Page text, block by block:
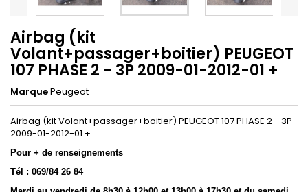
Airbag (kit
Volant+passager+boitier) PEUGEOT
107 PHASE 2 - 3P 2009-01-2012-01 +
MarquePeugeot
Airbag (kit Volant+passager+boitier) PEUGEOT 107 PHASE 2 - 3P
2009-01-2012-01 +
Pour + de renseignements
Tél : 069/84 26 84